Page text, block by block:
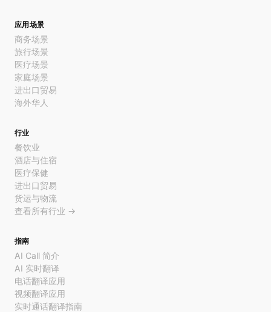
应用场景
商务场景
旅行场景
医疗场景
家庭场景
进出口贸易
海外华人
行业
餐饮业
酒店与住宿
医疗保健
进出口贸易
货运与物流
查看所有行业 →
指南
AI Call 简介
AI 实时翻译
电话翻译应用
视频翻译应用
实时通话翻译指南